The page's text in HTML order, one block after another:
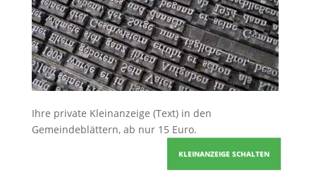
Ihre private Kleinanzeige (Text) in den
Gemeindeblättern, ab nur 15 Euro.
KLEINANZEIGE SCHALTEN